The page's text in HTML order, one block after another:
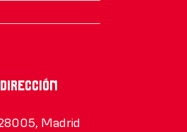
Dirección
Madrid